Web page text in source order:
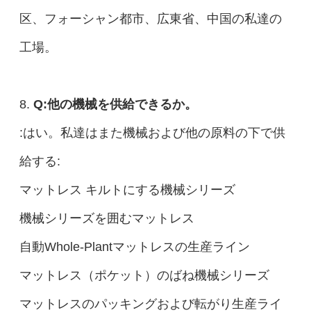
区、フォーシャン都市、広東省、中国の私達の
工場。
8. Q:他の機械を供給できるか。
:はい。私達はまた機械および他の原料の下で供
給する:
マットレス キルトにする機械シリーズ
機械シリーズを囲むマットレス
自動Whole-Plantマットレスの生産ライン
マットレス（ポケット）のばね機械シリーズ
マットレスのパッキングおよび転がり生産ライ